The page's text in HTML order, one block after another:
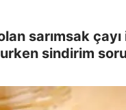
sarımsak
sindirim